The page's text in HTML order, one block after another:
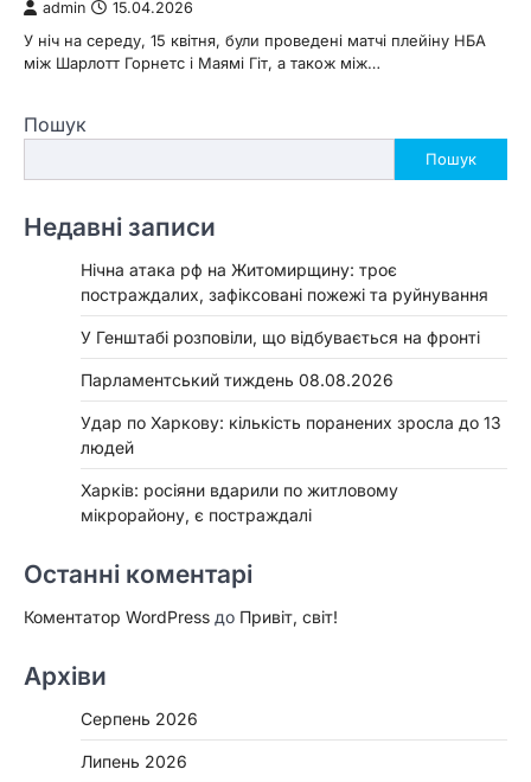
admin 15.04.2026
У ніч на середу, 15 квітня, були проведені матчі плейіну НБА
між Шарлотт Горнетс і Маямі Гіт, а також між…
Пошук
Пошук
Недавні записи
Нічна атака рф на Житомирщину: троє
постраждалих, зафіксовані пожежі та руйнування
У Генштабі розповіли, що відбувається на фронті
Парламентський тиждень 08.08.2026
Удар по Харкову: кількість поранених зросла до 13
людей
Харків: росіяни вдарили по житловому
мікрорайону, є постраждалі
Останні коментарі
Коментатор WordPress до Привіт, світ!
Архіви
Серпень 2026
Липень 2026